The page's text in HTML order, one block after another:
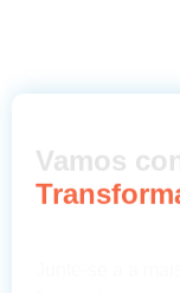
Vamos